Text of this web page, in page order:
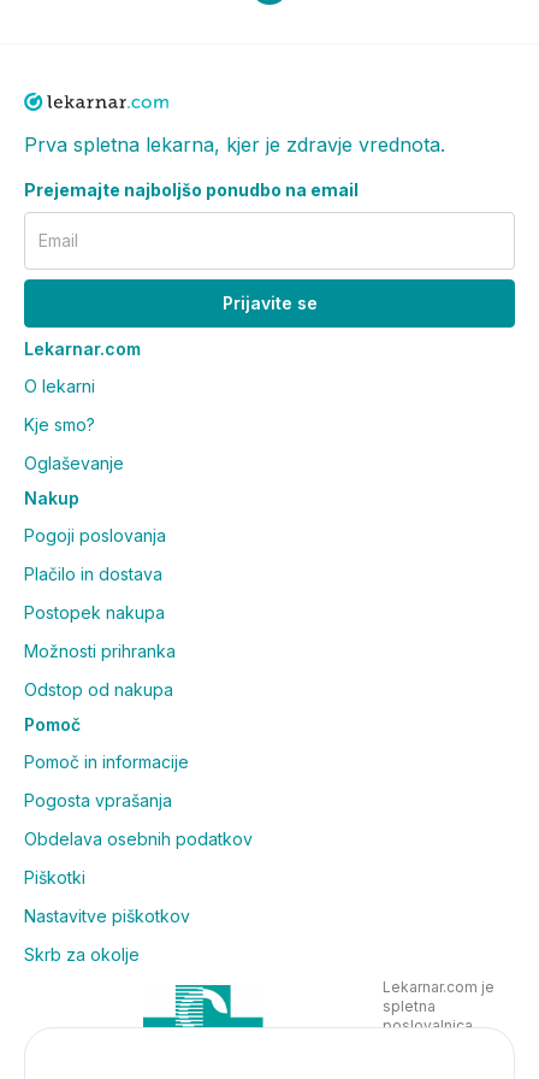
Prva spletna lekarna, kjer je zdravje vrednota.
Prejemajte najboljšo ponudbo na email
Email
Prijavite se
Lekarnar.com
O lekarni
Kje smo?
Oglaševanje
Nakup
Pogoji poslovanja
Plačilo in dostava
Postopek nakupa
Možnosti prihranka
Odstop od nakupa
Pomoč
Pomoč in informacije
Pogosta vprašanja
Obdelava osebnih podatkov
Piškotki
Nastavitve piškotkov
Skrb za okolje
Lekarnar.com je
spletna
poslovalnica